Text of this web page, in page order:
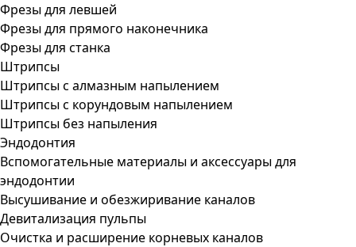
Фрезы для левшей
Фрезы для прямого наконечника
Фрезы для станка
Штрипсы
Штрипсы c алмазным напылением
Штрипсы c корундовым напылением
Штрипсы без напыления
Эндодонтия
Вспомогательные материалы и аксессуары для
эндодонтии
Высушивание и обезжиривание каналов
Девитализация пульпы
Очистка и расширение корневых каналов